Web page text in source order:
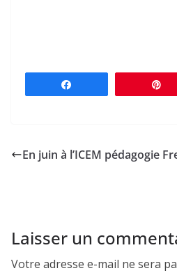
En juin à l’ICEM pédagogie
Laisser un
Votre adresse e-mail ne sera